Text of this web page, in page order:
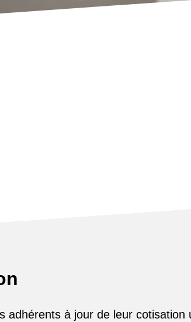
adhérents à jour de leur cotisation